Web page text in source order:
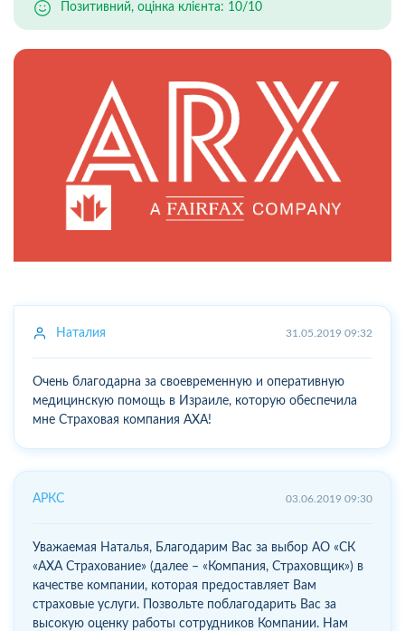
Позитивний, оцінка клієнта: 10/10
Наталия 31.05.2019 09:32
Очень благодарна за своевременную и оперативную
медицинскую помощь в Израиле, которую обеспечила
мне Страховая компания АХА!
АРКС 03.06.2019 09:30
Уважаемая Наталья, Благодарим Вас за выбор АО «СК
«АХА Страхование» (далее – «Компания, Страховщик») в
качестве компании, которая предоставляет Вам
страховые услуги. Позвольте поблагодарить Вас за
высокую оценку работы сотрудников Компании. Нам